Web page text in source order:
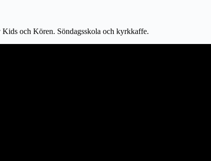
och Kören. Söndagsskola och kyrkkaffe.